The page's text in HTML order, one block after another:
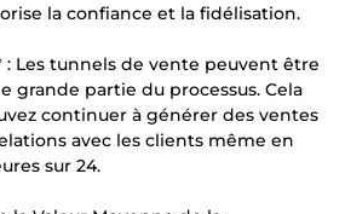
la confiance et la fidélisation.
: Les tunnels de vente peuvent être
grande partie du processus. Cela
continuer à générer des ventes
avec les clients même en
sur 24.